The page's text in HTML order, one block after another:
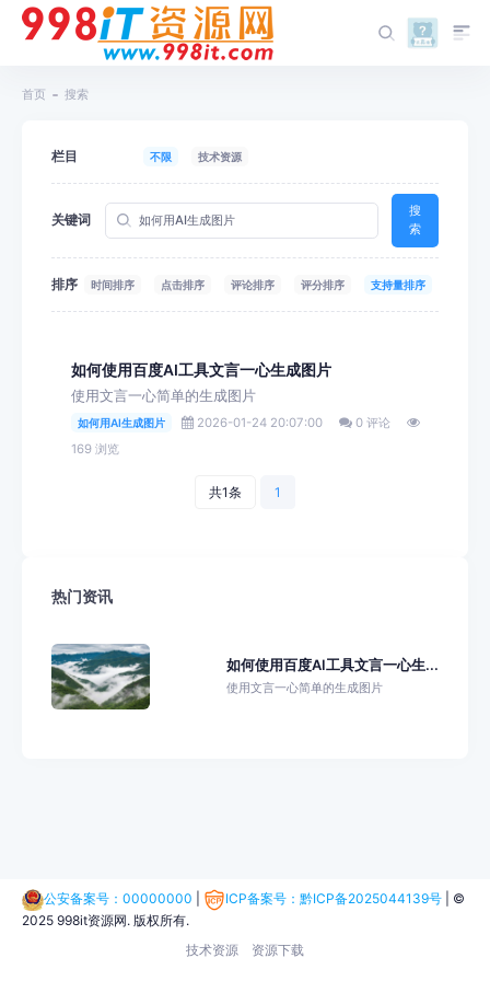
首页 搜索
栏目 不限 技术资源
关键词
搜
索
排序 时间排序 点击排序 评论排序 评分排序 支持量排序
如何使用百度AI工具文言一心生成图片
使用文言一心简单的生成图片
如何用AI生成图片 2026-01-24 20:07:00
0 评论
169 浏览
共1条 1
热门资讯
如何使用百度AI工具文言一心生...
使用文言一心简单的生成图片
公安备案号：00000000 ICP备案号：黔ICP备2025044139号
©
2025 998it资源网. 版权所有.
技术资源
资源下载